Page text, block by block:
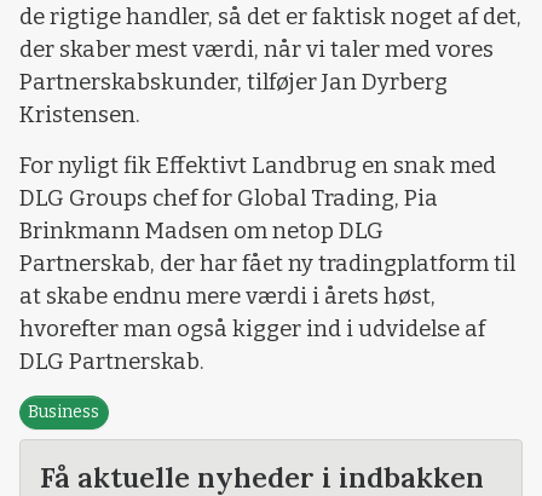
de rigtige handler, så det er faktisk noget af det,
der skaber mest værdi, når vi taler med vores
Partnerskabskunder, tilføjer Jan Dyrberg
Kristensen.
For nyligt fik Effektivt Landbrug en snak med
DLG Groups chef for Global Trading, Pia
Brinkmann Madsen om netop DLG
Partnerskab, der har fået ny tradingplatform til
at skabe endnu mere værdi i årets høst,
hvorefter man også kigger ind i udvidelse af
DLG Partnerskab.
Business
Få aktuelle nyheder i indbakken